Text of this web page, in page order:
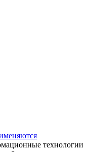
технологии